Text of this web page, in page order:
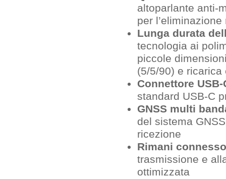
altoparlante anti-
per
Lunga durata
tecnologia ai
piccole
(5/5/90) e
Connettore USB-
standard USB-C
GNSS multi
del sistema
ricezione
Rimani
trasmissione e
ottimizzata